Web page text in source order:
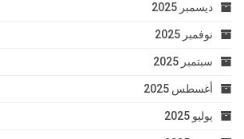
ديسمبر 2025
نوفمبر 2025
سبتمبر 2025
أغسطس 2025
يوليو 2025